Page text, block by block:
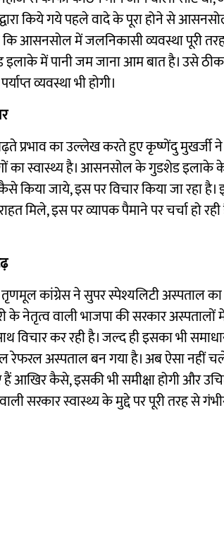
किये गये पहले वादे के पूरा होने से
कि आसनसोल में जलनिकासी व्यवस्था पूरी
में पानी जम जाना आम बात है। उसे ठीक
व्यवस्था भी होगी।
प्रभाव का उल्लेख करते हुए कृष्णेंदु मुखर्जी ने
का स्वास्थ्य है। आसनसोल के गुडशेड
किया जाये, इस पर विचार किया जा
मिले, इस पर व्यापक पैमाने पर चर्चा हो
कांग्रेस ने सुपर स्पेश्यलिटी अस्पताल का
के नेतृत्व वाली भाजपा की सरकार अस्पतालों
विचार कर रही है। जल्द ही इसका भी
अस्पताल बन गया है। अब ऐसा नहीं
कैसे, इसकी भी समीक्षा होगी और उचित
सरकार स्वास्थ्य के मुद्दे पर पूरी तरह से